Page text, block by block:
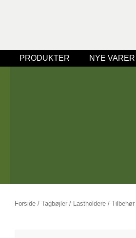
PRODUKTER NYE VARER
Forside / Tagbøjler / Lastholdere / Tilbehør